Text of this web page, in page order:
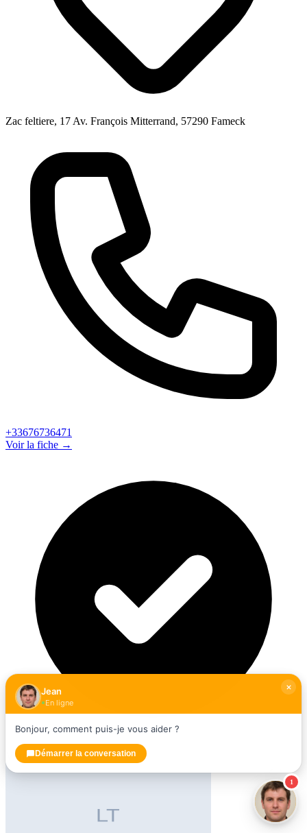
Zac feltiere, 17 Av. François Mitterrand, 57290 Fameck
+33676736471
Voir la fiche →
Vérifié
1
Jean
En ligne
Bonjour, comment puis-je vous aider ?
Démarrer la conversation